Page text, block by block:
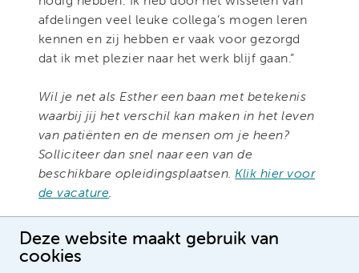
Deze website maakt gebruik van
cookies
afdelingen veel leuke collega’s mogen leren
kennen en zij hebben er vaak voor gezorgd
dat ik met plezier naar het werk blijf gaan.”
Wil je net als Esther een baan met betekenis
waarbij jij het verschil kan maken in het leven
van patiënten en de mensen om je heen?
Solliciteer dan snel naar een van de
beschikbare opleidingsplaatsen. Klik hier voor
de vacature